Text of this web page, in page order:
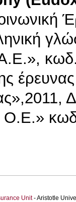
Α.Ε.»,
Ο.Ε.»
Unit- Aristotle